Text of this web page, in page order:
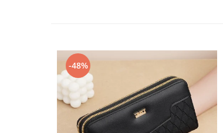
-48%